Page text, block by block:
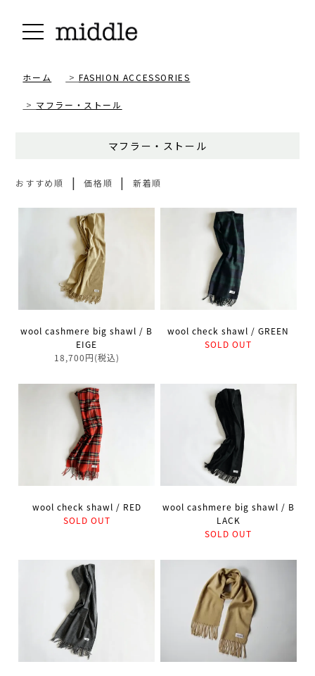
ホーム >FASHION ACCESSORIES
> マフラー・ストール
マフラー・ストール
おすすめ順 |価格順 |新着順
wool cashmere big shawl / B
EIGE
18,700円(税込)
wool check shawl / GREEN
SOLD OUT
wool check shawl / RED
SOLD OUT
wool cashmere big shawl / B
LACK
SOLD OUT